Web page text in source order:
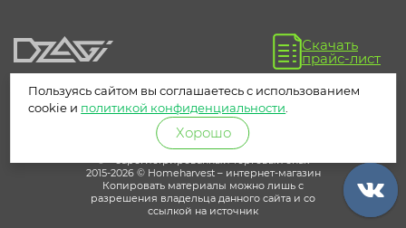
Скачать
прайс-лист
® – зарегистрированный торговый знак
2015-2026 © Homeharvest – интернет-магазин
Копировать материалы можно лишь с
разрешения владельца данного сайта и со
ссылкой на источник
Пользуясь сайтом вы соглашаетесь с использованием
cookie и политикой конфиденциальности
Хорошо